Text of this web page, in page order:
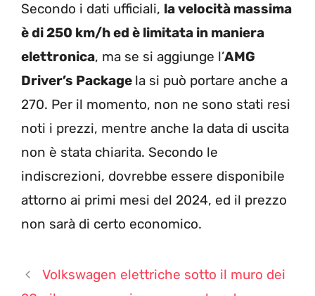
Secondo i dati ufficiali, la velocità massima
è di 250 km/h ed è limitata in maniera
elettronica, ma se si aggiunge l’AMG
Driver’s Package la si può portare anche a
270. Per il momento, non ne sono stati resi
noti i prezzi, mentre anche la data di uscita
non è stata chiarita. Secondo le
indiscrezioni, dovrebbe essere disponibile
attorno ai primi mesi del 2024, ed il prezzo
non sarà di certo economico.
Volkswagen elettriche sotto il muro dei